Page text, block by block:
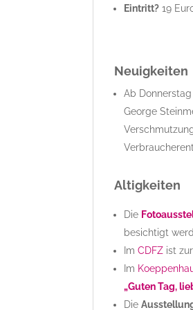
Eintritt? 19
Neuigkeiten
Ab
George
Altigkeiten
Die
besichtigt
ImCDFZ ist
Im
„Guten Tag,
Die